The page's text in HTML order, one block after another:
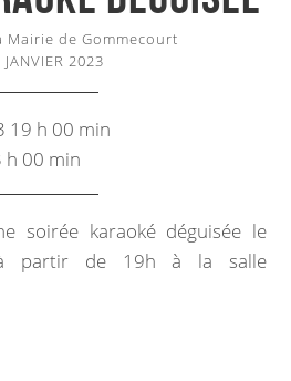
Mairie de Gommecourt
JANVIER 2023
19 h 00 min
h 00 min
soirée karaoké déguisée le
partir de 19h à la salle